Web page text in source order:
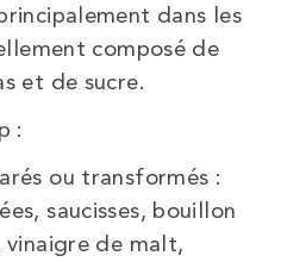
dans les
composé de
et de sucre.
:
ou transformés :
saucisses, bouillon
vinaigre de malt,